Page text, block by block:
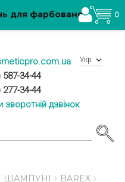
587-34-44
277-34-44
зворотній дзвінок
Укр
0
ШАМПУНІ
BAREX
Barex Permesse-Шампунь для фарбованого волосся з пептидами М4, екстрактом лічі китайського та червоного винограду купити в Україні